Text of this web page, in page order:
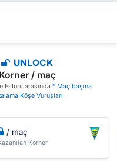
UNLOCK
Korner / maç
Estoril arasında* Maç başına
Köşe Vuruşları
/ maç
Korner